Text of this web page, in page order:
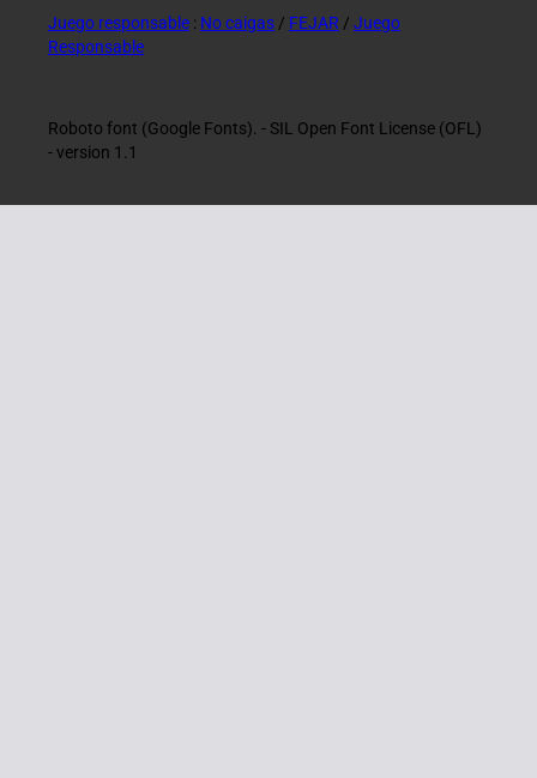
Juego responsable : No caigas / FEJAR / Juego
Responsable
Roboto font (Google Fonts). - SIL Open Font License (OFL)
- version 1.1